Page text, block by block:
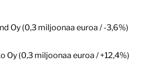
Oy (0,3 miljoonaa euroa / -3,6%)
Oy (0,3 miljoonaa euroa / +12,4%)